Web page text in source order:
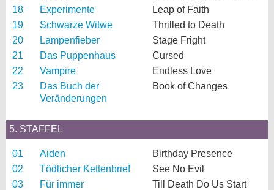
18
Experimente
Leap of Faith
19
Schwarze Witwe
Thrilled to Death
20
Lampenfieber
Stage Fright
21
Das Puppenhaus
Cursed
22
Vampire
Endless Love
23
Das Buch der
Veränderungen
Book of Changes
5. STAFFEL
01 Aiden
Birthday Presence
02
Tödlicher Kettenbrief
See No Evil
03
Für immer
Till Death Do Us Start